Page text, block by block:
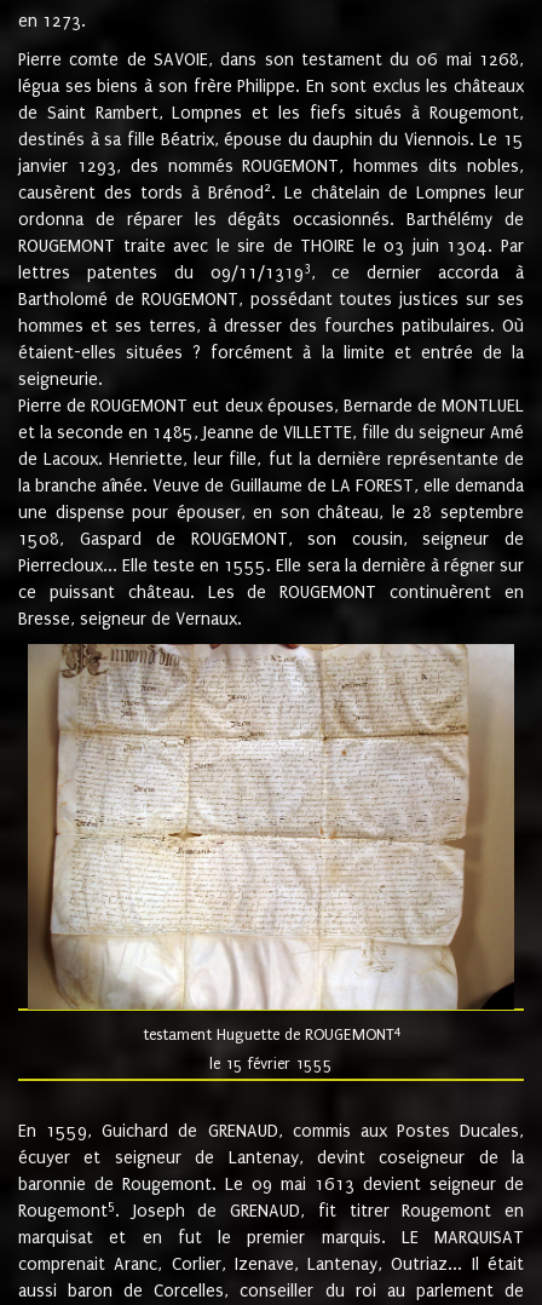
en 1273.
Pierre comte de SAVOIE, dans son testament du 06 mai 1268,
légua ses biens à son frère Philippe. En sont exclus les châteaux
de Saint Rambert, Lompnes et les fiefs situés à Rougemont,
destinés à sa fille Béatrix, épouse du dauphin du Viennois. Le 15
janvier 1293, des nommés ROUGEMONT, hommes dits nobles,
causèrent des tords à Brénod 2. Le châtelain de Lompnes leur
ordonna de réparer les dégâts occasionnés. Barthélémy de
ROUGEMONT traite avec le sire de THOIRE le 03 juin 1304. Par
lettres patentes du 09/11/13193, ce dernier accorda à
Bartholomé de ROUGEMONT, possédant toutes justices sur ses
hommes et ses terres, à dresser des fourches patibulaires. Où
étaient-elles situées ? forcément à la limite et entrée de la
seigneurie.
Pierre de ROUGEMONT eut deux épouses, Bernarde de MONTLUEL
et la seconde en 1485, Jeanne de VILLETTE, fille du seigneur Amé
de Lacoux. Henriette, leur fille, fut la dernière représentante de
la branche aînée. Veuve de Guillaume de LA FOREST, elle demanda
une dispense pour épouser, en son château, le 28 septembre
1508, Gaspard de ROUGEMONT, son cousin, seigneur de
Pierrecloux... Elle teste en 1555. Elle sera la dernière à régner sur
ce puissant château. Les de ROUGEMONT continuèrent en
Bresse, seigneur de Vernaux.
testament Huguette de ROUGEMONT4
le 15 février 1555
En 1559, Guichard de GRENAUD, commis aux Postes Ducales,
écuyer et seigneur de Lantenay, devint coseigneur de la
baronnie de Rougemont. Le 09 mai 1613 devient seigneur de
Rougemont5. Joseph de GRENAUD, fit titrer Rougemont en
marquisat et en fut le premier marquis. LE MARQUISAT
comprenait Aranc, Corlier, Izenave, Lantenay, Outriaz... Il était
aussi baron de Corcelles, conseiller du roi au parlement de